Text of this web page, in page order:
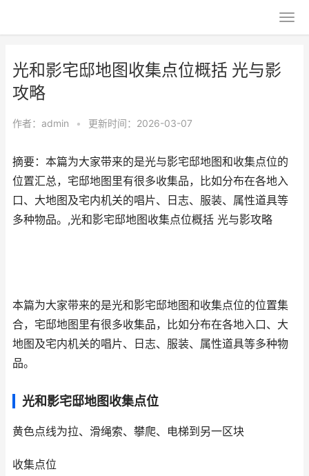
光和影宅邸地图收集点位概括 光与影
攻略
作者： admin • 更新时间：2026-03-07
摘要：本篇为大家带来的是光与影宅邸地图和收集点位的
位置汇总，宅邸地图里有很多收集品，比如分布在各地入
口、大地图及宅内机关的唱片、日志、服装、属性道具等
多种物品。,光和影宅邸地图收集点位概括 光与影攻略
本篇为大家带来的是光和影宅邸地图和收集点位的位置集
合，宅邸地图里有很多收集品，比如分布在各地入口、大
地图及宅内机关的唱片、日志、服装、属性道具等多种物
品。
光和影宅邸地图收集点位
黄色点线为拉、滑绳索、攀爬、电梯到另一区块
收集点位